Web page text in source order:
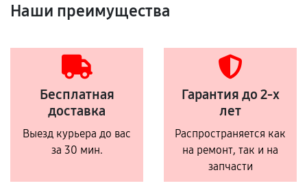
Наши преимущества
Бесплатная
доставка
Выезд курьера до вас
за 30 мин.
Гарантия до 2-х
лет
Распространяется как
на ремонт, так и на
запчасти